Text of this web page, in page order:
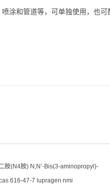
涂和管道等，可单独使用，也可
胺(N4胺) N,N’-Bis(3-aminopropyl)-
26-5
616-47-7 lupragen nmi